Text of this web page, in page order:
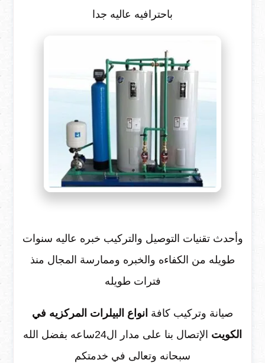
باحترافيه عاليه جدا
وأحدث تقنيات التوصيل والتركيب خبره عاليه سنوات
طويله من الكفاءه والخبره وممارسة المجال منذ
فترات طويله
صيانة وتركيب كافة انواع البيلرات المركزيه في
الكويت
الإتصال بنا على مدار ال24ساعه بفضل الله
سبحانه وتعالى في خدمتكم